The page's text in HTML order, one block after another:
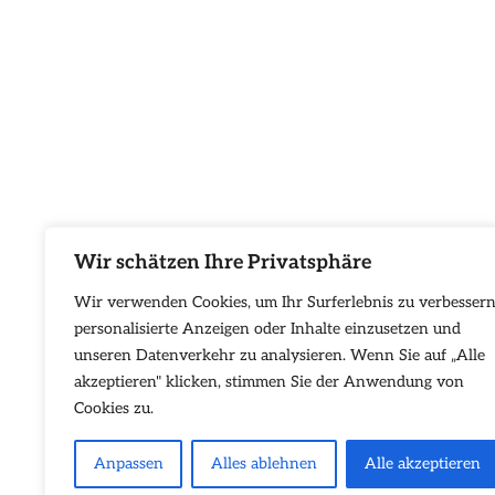
Wir schätzen Ihre Privatsphäre
Wir verwenden Cookies, um Ihr Surferlebnis zu
personalisierte Anzeigen oder Inhalte einzusetzen und
unseren Datenverkehr zu analysieren. Wenn Sie auf „Alle
akzeptieren" klicken, stimmen Sie der Anwendung von
Cookies zu.
Anpassen Alles ablehnen Alle akzeptieren